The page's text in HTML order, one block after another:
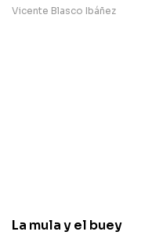
Vicente Blasco Ibáñez
La mula y el buey